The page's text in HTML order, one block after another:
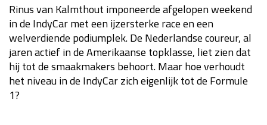
Race
zo 21:00 - 23:00
GP MEXICO 2026 30 okt - 01 nov
Kwalificatie
za 19:00 - 20:00
Race
zo 18:00 - 20:00
Rinus van Kalmthout imponeerde afgelopen weekend
in de IndyCar met een ijzersterke race en een
welverdiende podiumplek. De Nederlandse coureur, al
jaren actief in de Amerikaanse topklasse, liet zien dat
hij tot de smaakmakers behoort. Maar hoe verhoudt
het niveau in de IndyCar zich eigenlijk tot de Formule
1?